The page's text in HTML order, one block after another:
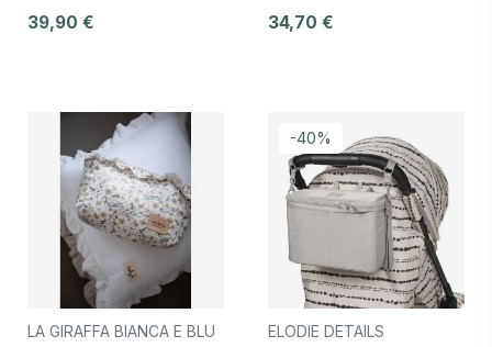
39,90 €
34,70 €
LA GIRAFFA BIANCA E BLU
-40%
ELODIE DETAILS